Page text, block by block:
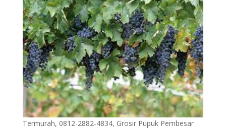
Termurah, 0812-2882-4834, Grosir Pupuk Pembesar